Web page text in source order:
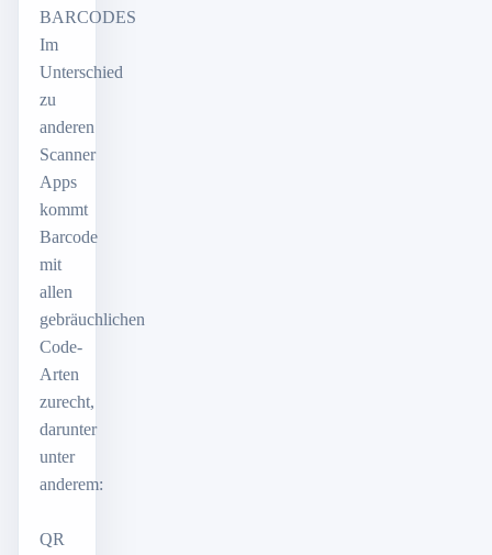
BARCODES
Im
Unterschied
zu
anderen
Scanner
Apps
kommt
Barcode
mit
allen
gebräuchlichen
Code-
Arten
zurecht,
darunter
unter
anderem:
QR